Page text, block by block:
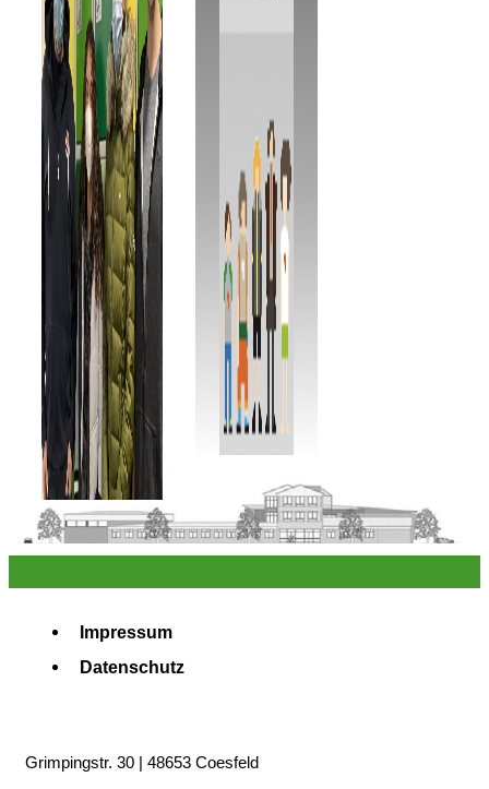
Impressum
Datenschutz
Grimpingstr. 30 | 48653 Coesfeld